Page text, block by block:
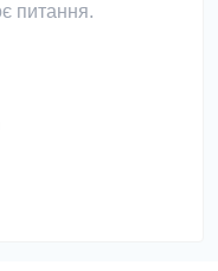
питання.